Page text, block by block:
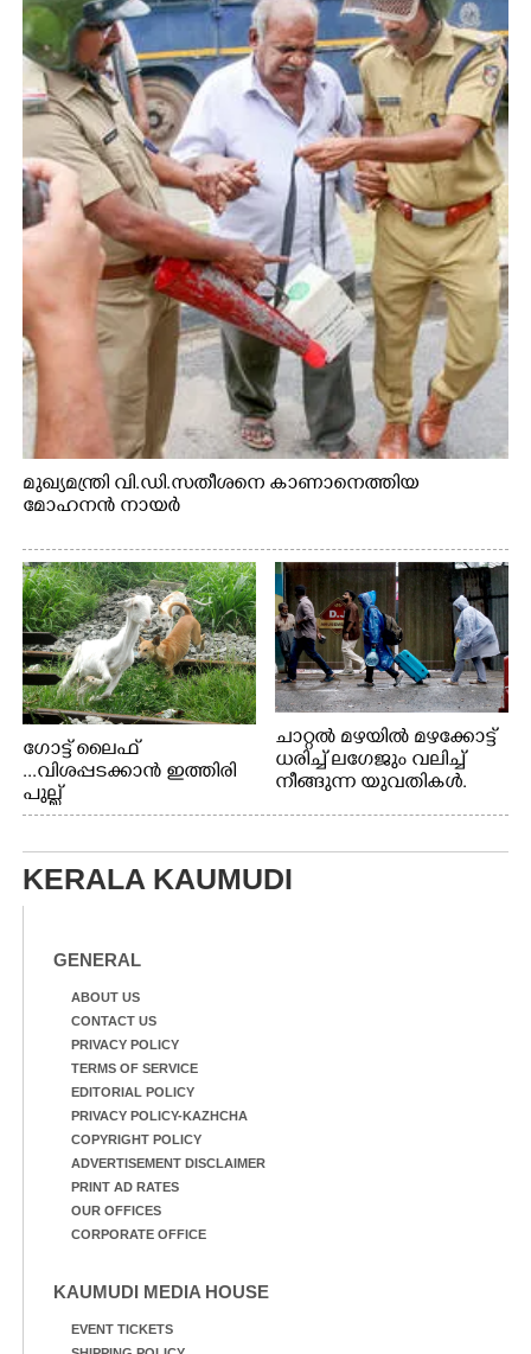
മുഖ്യമന്ത്രി വി.ഡി.സതീശനെ കാണാനെത്തിയ
മോഹനൻ നായർ
ഗോട്ട് ലൈഫ്
...വിശപ്പടക്കാൻ ഇത്തിരി
പുല്ല്
തിന്നാനെത്തിയതാണ്
വയറിന്റെ ആന്തൽ മറന്ന്
ജീവന് വേണ്ടിയായി ഓട്ടം.
വാത്തുരുത്തിയിൽ
ചാറ്റൽ മഴയിൽ മഴക്കോട്ട്
ധരിച്ച് ലഗേജും വലിച്ച്
നീങ്ങുന്ന യുവതികൾ.
KERALA KAUMUDI
GENERAL
ABOUT US
CONTACT US
PRIVACY POLICY
TERMS OF SERVICE
EDITORIAL POLICY
PRIVACY POLICY-KAZHCHA
COPYRIGHT POLICY
ADVERTISEMENT DISCLAIMER
PRINT AD RATES
OUR OFFICES
CORPORATE OFFICE
KAUMUDI MEDIA HOUSE
EVENT TICKETS